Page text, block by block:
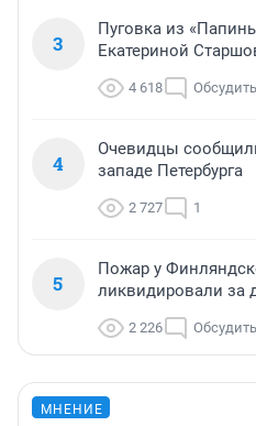
3
Пуговка из
Екатериной
4 618 Обсудить
4
Очевидцы
западе Петербурга
2 727 1
5
Пожар у
ликвидировали за
2 226 Обсудить
МНЕНИЕ